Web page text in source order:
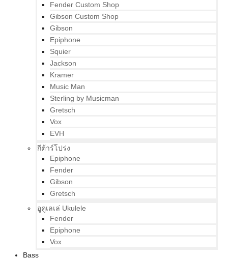
Fender Custom Shop
Gibson Custom Shop
Gibson
Epiphone
Squier
Jackson
Kramer
Music Man
Sterling by Musicman
Gretsch
Vox
EVH
กีต้าร์โปร่ง
Epiphone
Fender
Gibson
Gretsch
อูคูเลเล่ Ukulele
Fender
Epiphone
Vox
Bass